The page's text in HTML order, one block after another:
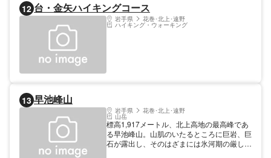
12 台・金矢ハイキングコース
岩手県 花巻･北上･遠野
ハイキング・ウォーキング
13 早池峰山
岩手県 花巻･北上･遠野
山岳
標高1,917メートル、北上高地の最高峰であ
る早池峰山。山肌のいたるところに巨岩、巨
石が露出し、そのはざまには氷河期の厳しい